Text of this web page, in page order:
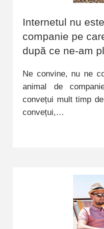
Internetul nu
companie pe
după ce ne-am
Ne convine, nu ne
animal de
convețui mult timp
convețui,…